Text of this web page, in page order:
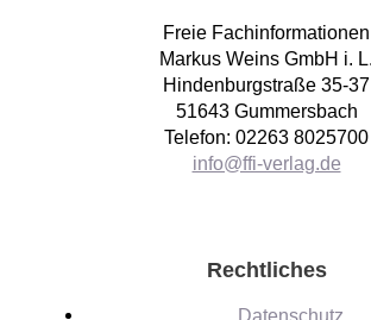
Freie Fachinformationen
Markus Weins GmbH i. L.
Hindenburgstraße 35-37
51643 Gummersbach
Telefon: 02263 8025700
info@ffi-verlag.de
Rechtliches
Datenschutz